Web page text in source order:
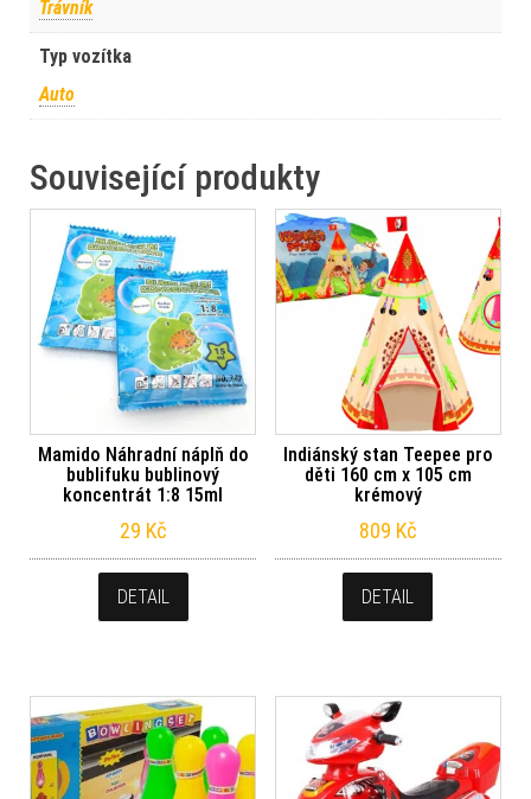
Trávník
Typ vozítka
Auto
Související produkty
Mamido Náhradní náplň do
bublifuku bublinový
koncentrát 1:8 15ml
29 Kč
DETAIL
Indiánský stan Teepee pro
děti 160 cm x 105 cm
krémový
809 Kč
DETAIL